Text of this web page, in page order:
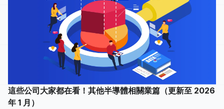
這些公司大家都在看！其他半導體相關業篇（更新至 2026
年 1 月）